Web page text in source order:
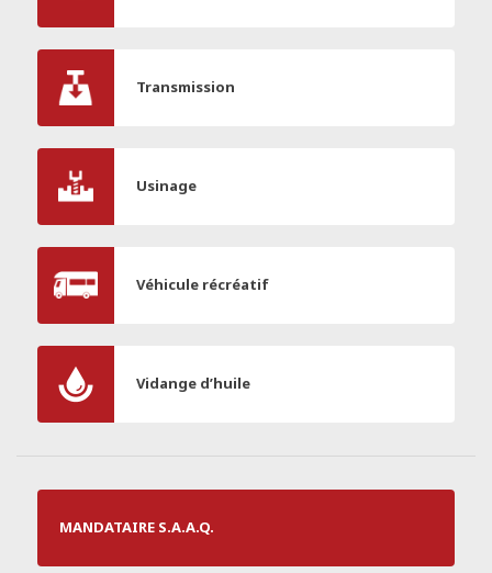
Transmission
Usinage
Véhicule récréatif
Vidange d’huile
MANDATAIRE S.A.A.Q.